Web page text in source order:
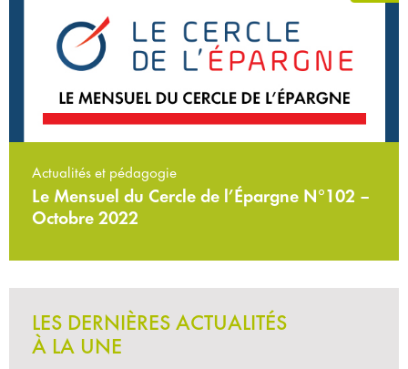
Actualités et pédagogie
Le Mensuel du Cercle de l’Épargne N°102 –
Octobre 2022
LES DERNIÈRES ACTUALITÉS
À LA UNE